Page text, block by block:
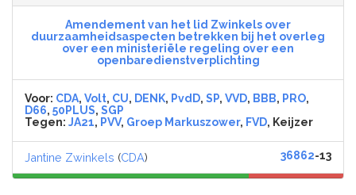
Amendement van het lid Zwinkels over
duurzaamheidsaspecten betrekken bij het overleg
over een ministeriële regeling over een
openbaredienstverplichting
Voor: CDA, Volt, CU, DENK, PvdD, SP, VVD, BBB, PRO,
D66, 50PLUS, SGP
Tegen: JA21, PVV, Groep Markuszower, FVD, Keijzer
Jantine Zwinkels (CDA) 36862-13